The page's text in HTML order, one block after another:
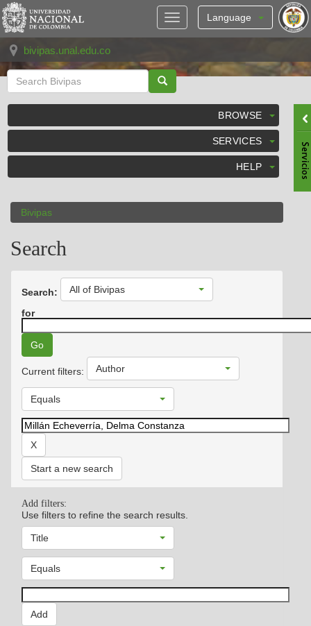
Skip
navigation
Language
bivipas.unal.edu.co
BROWSE
SERVICES
HELP
Bivipas
Search
Search: All of Bivipas
for
Current filters: Author
Equals
Start a new search
Add filters:
Use filters to refine the search results.
Title
Equals